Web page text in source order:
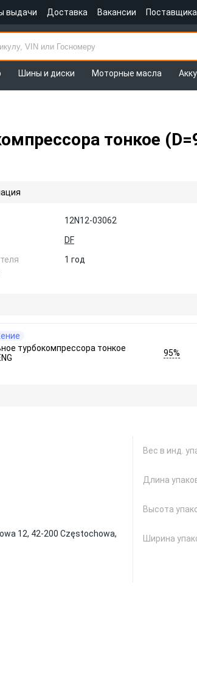
выдачи Доставка Вакансии
Шины и диски Моторные масла
тонкое
12N12-03062
DF
1 год
турбокомпрессора тонкое
95%
12, 42-200 Częstochowa,
Вес в инд.
Длина
Высота
Ширина